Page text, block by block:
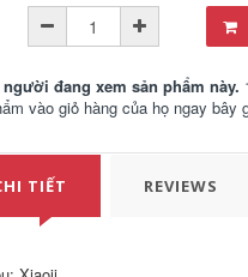
đang xem sản phẩm này.
vào giỏ hàng của họ ngay bây
TIẾT REVIEWS